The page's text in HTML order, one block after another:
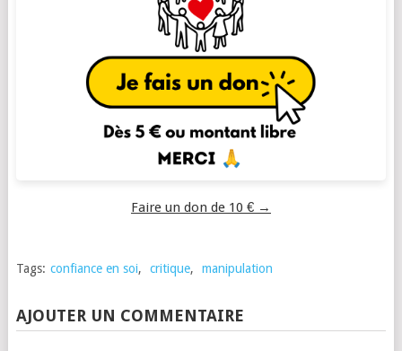
Faire un don de 10 € →
Tags: confiance en soi, critique, manipulation
AJOUTER UN COMMENTAIRE